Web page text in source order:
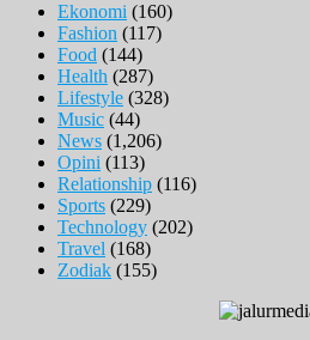
Ekonomi (160)
Fashion (117)
Food (144)
Health (287)
Lifestyle (328)
Music (44)
News (1,206)
Opini (113)
Relationship (116)
Sports (229)
Technology (202)
Travel (168)
Zodiak (155)